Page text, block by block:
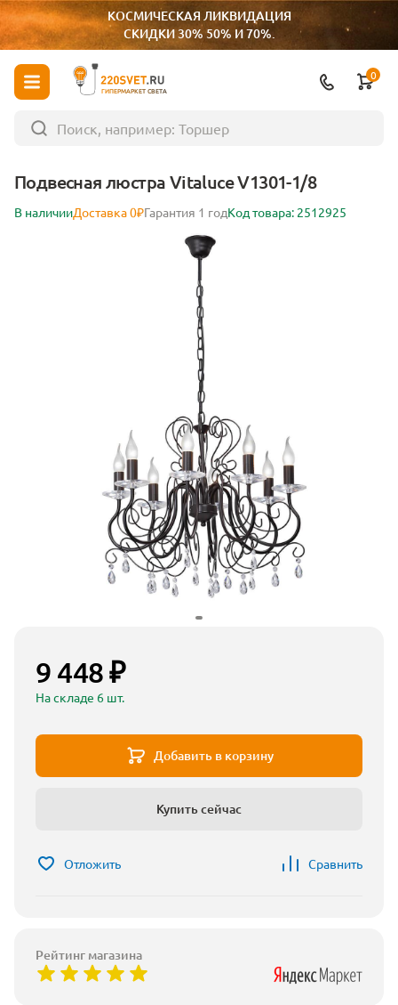
КОСМИЧЕСКАЯ ЛИКВИДАЦИЯ
СКИДКИ 30% 50% И 70%.
ГИПЕРМАРКЕТ СВЕТА
0
Подвесная люстра Vitaluce V1301-1/8
В наличииДоставка 0₽Гарантия 1 годКод товара: 2512925
9 448 ₽
На складе 6 шт.
Добавить в корзину
Купить сейчас
Отложить Сравнить
Рейтинг магазина